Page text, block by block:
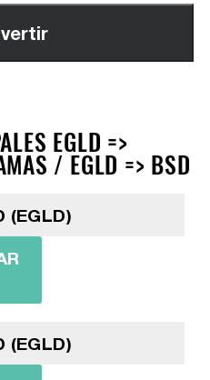
EGLD =>
/ EGLD => BSD
(EGLD)
(EGLD)